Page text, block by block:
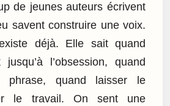
de jeunes auteurs écrivent
savent construire une voix.
déjà. Elle sait quand
l’obsession, quand
phrase, quand laisser le
le travail. On sent une